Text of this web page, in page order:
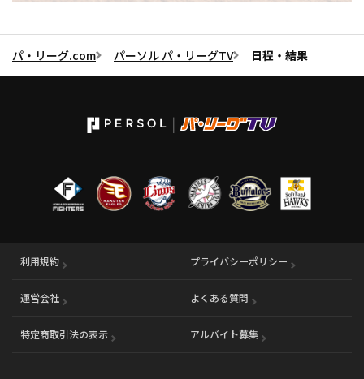
パ・リーグ.com パーソル パ・リーグTV 日程・結果
利用規約 プライバシーポリシー
運営会社 （別ウィンドウで開く） よくある質問
特定商取引法の表示 アルバイト募集 （別ウィンドウで開く